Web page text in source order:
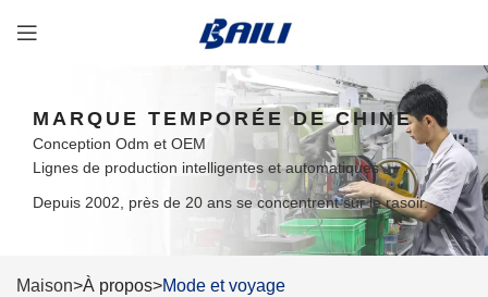
MARQUE TEMPORÉE DE CHINE
Conception Odm et OEM
Lignes de production intelligentes et automatiques
Depuis 2002, près de 20 ans se concentrent sur le rasoir.
Maison>À propos>Mode et voyage